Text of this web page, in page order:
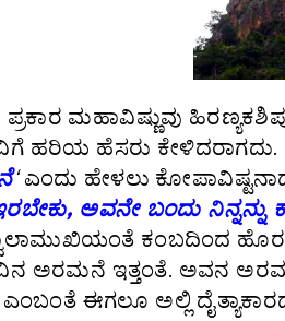
ಮಹಾವಿಷ್ಣುವು
ಹರಿಯ ಹೆಸರು ಕೇಳಿದರಾಗದು.
‘ಎಂದು ಹೇಳಲು
ಅವನೇ ಬಂದು ನಿನ್ನನ್ನು
ಕಂಬದಿಂದ
ಅರಮನೆ ಇತ್ತಂತೆ. ಅವನ
ಈಗಲೂ ಅಲ್ಲಿ